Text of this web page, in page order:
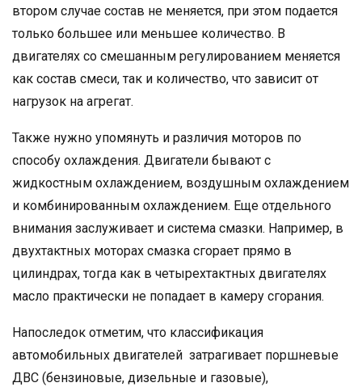
втором случае состав не меняется, при этом подается
только большее или меньшее количество. В
двигателях со смешанным регулированием меняется
как состав смеси, так и количество, что зависит от
нагрузок на агрегат.
Также нужно упомянуть и различия моторов по
способу охлаждения. Двигатели бывают с
жидкостным охлаждением, воздушным охлаждением
и комбинированным охлаждением. Еще отдельного
внимания заслуживает и система смазки. Например, в
двухтактных моторах смазка сгорает прямо в
цилиндрах, тогда как в четырехтактных двигателях
масло практически не попадает в камеру сгорания.
Напоследок отметим, что классификация
автомобильных двигателей затрагивает поршневые
ДВС (бензиновые, дизельные и газовые),